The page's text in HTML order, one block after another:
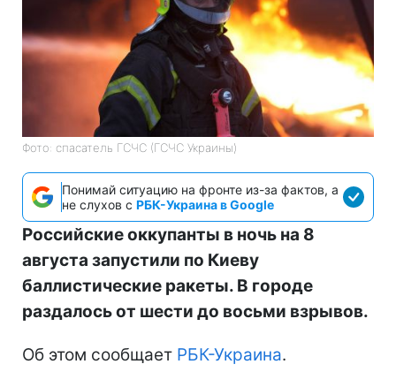
Фото: спасатель ГСЧС (ГСЧС Украины)
Понимай ситуацию на фронте из-за фактов, а
не слухов с РБК-Украина в Google
Российские оккупанты в ночь на 8
августа запустили по Киеву
баллистические ракеты. В городе
раздалось от шести до восьми взрывов.
Об этом сообщает РБК-Украина.